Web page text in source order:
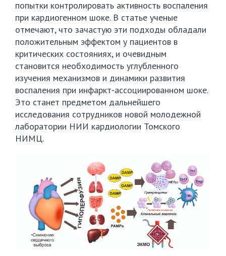
попытки контролировать активность воспаления
при кардиогенном шоке. В статье ученые
отмечают, что зачастую эти подходы обладали
положительным эффектом у пациентов в
критических состояниях, и очевидным
становится необходимость углубленного
изучения механизмов и динамики развития
воспаления при инфаркт-ассоциированном шоке.
Это станет предметом дальнейшего
исследования сотрудников новой молодежной
лаборатории НИИ кардиологии Томского
НИМЦ.